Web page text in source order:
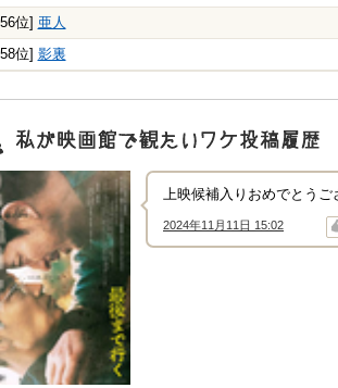
位] 亜人
位] 影裏
館で観たいワケ"投稿履歴
上映候補入りおめでとうご
2024年11月11日 15:02
↑ ↓